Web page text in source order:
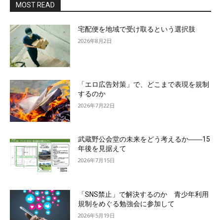
MOST READ
宅配便を地域で受け取るという選択肢
2026年8月2日
「エロ広告対策」で、どこまで表現を規制
するのか
2026年7月22日
武蔵野公会堂の未来をどう考えるか――15
年後を見据えて
2026年7月15日
「SNS禁止」で解決するのか 青少年利用
規制をめぐる勉強会に参加して
2026年5月19日